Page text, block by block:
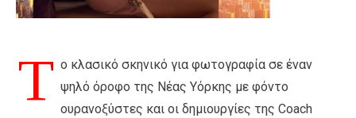
Τ ο κλασικό σκηνικό για φωτογραφία σε έναν
ψηλό όροφο της Νέας Υόρκης με φόντο
ουρανοξύστες και οι δημιουργίες της Coach